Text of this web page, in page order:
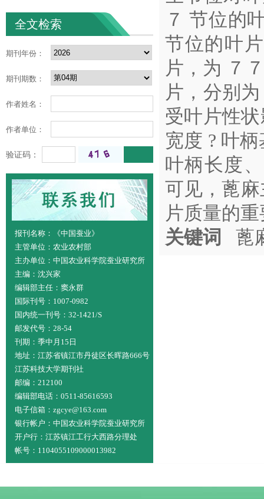
全文检索
期刊年份：
期刊期数：
作者姓名：
作者单位：
验证码：
报刊名称：《中国蚕业》
主管单位：农业农村部
主办单位：中国农业科学院蚕业研究所
主编：沈兴家
编辑部主任：窦永群
国际刊号：1007-0982
国内统一刊号：32-1421/S
邮发代号：28-54
刊期：季中月15日
地址：江苏省镇江市丹徒区长晖路666号
江苏科技大学期刊社
邮编：212100
编辑部电话：0511-85616593
电子信箱：zgcye@163.com
银行帐户：中国农业科学院蚕业研究所
开户行：江苏镇江工行大西路分理处
帐号：1104055109000013982
７ 节位的
节位的叶
片，为 ７
片，分别
受叶片性
宽度 ? 叶
叶柄长度
可见，蓖
片质量的
关键词
蓖